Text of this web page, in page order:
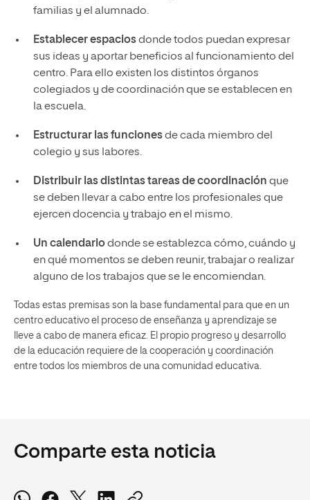
familias y el alumnado.
Establecer espaciosdonde todos puedan expresar
sus ideas y aportar beneficios al funcionamiento del
centro. Para ello existen los distintos órganos
colegiados y de coordinación que se establecen en
la escuela.
Estructurar las funcionesde cada miembro del
colegio y sus labores.
Distribuir las distintas tareas de coordinación que
se deben llevar a cabo entre los profesionales que
ejercen docencia y trabajo en el mismo.
Un calendariodonde se establezca cómo, cuándo y
en qué momentos se deben reunir, trabajar o realizar
alguno de los trabajos que se le encomiendan.
Todas estas premisas son la base fundamental para que en un
centro educativo el proceso de enseñanza y aprendizaje se
lleve a cabo de manera eficaz. El propio progreso y desarrollo
de la educación requiere de la cooperación y coordinación
entre todos los miembros de una comunidad educativa.
Comparte esta noticia